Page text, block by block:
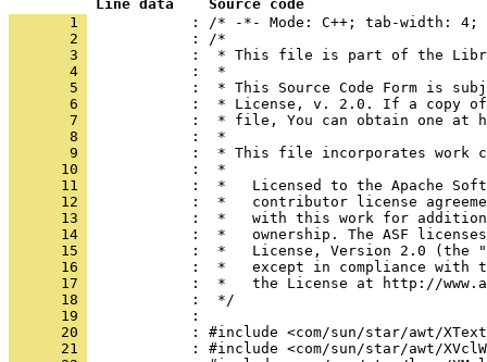
          Line data    Source code
       1
: /* -*- Mode: C++; tab-width:
       2
       3
       4
       5
       6
       7
       8
       9
      10
      11
      12
      13
      14
      15
      16
      17
      18
      19
      20
      21